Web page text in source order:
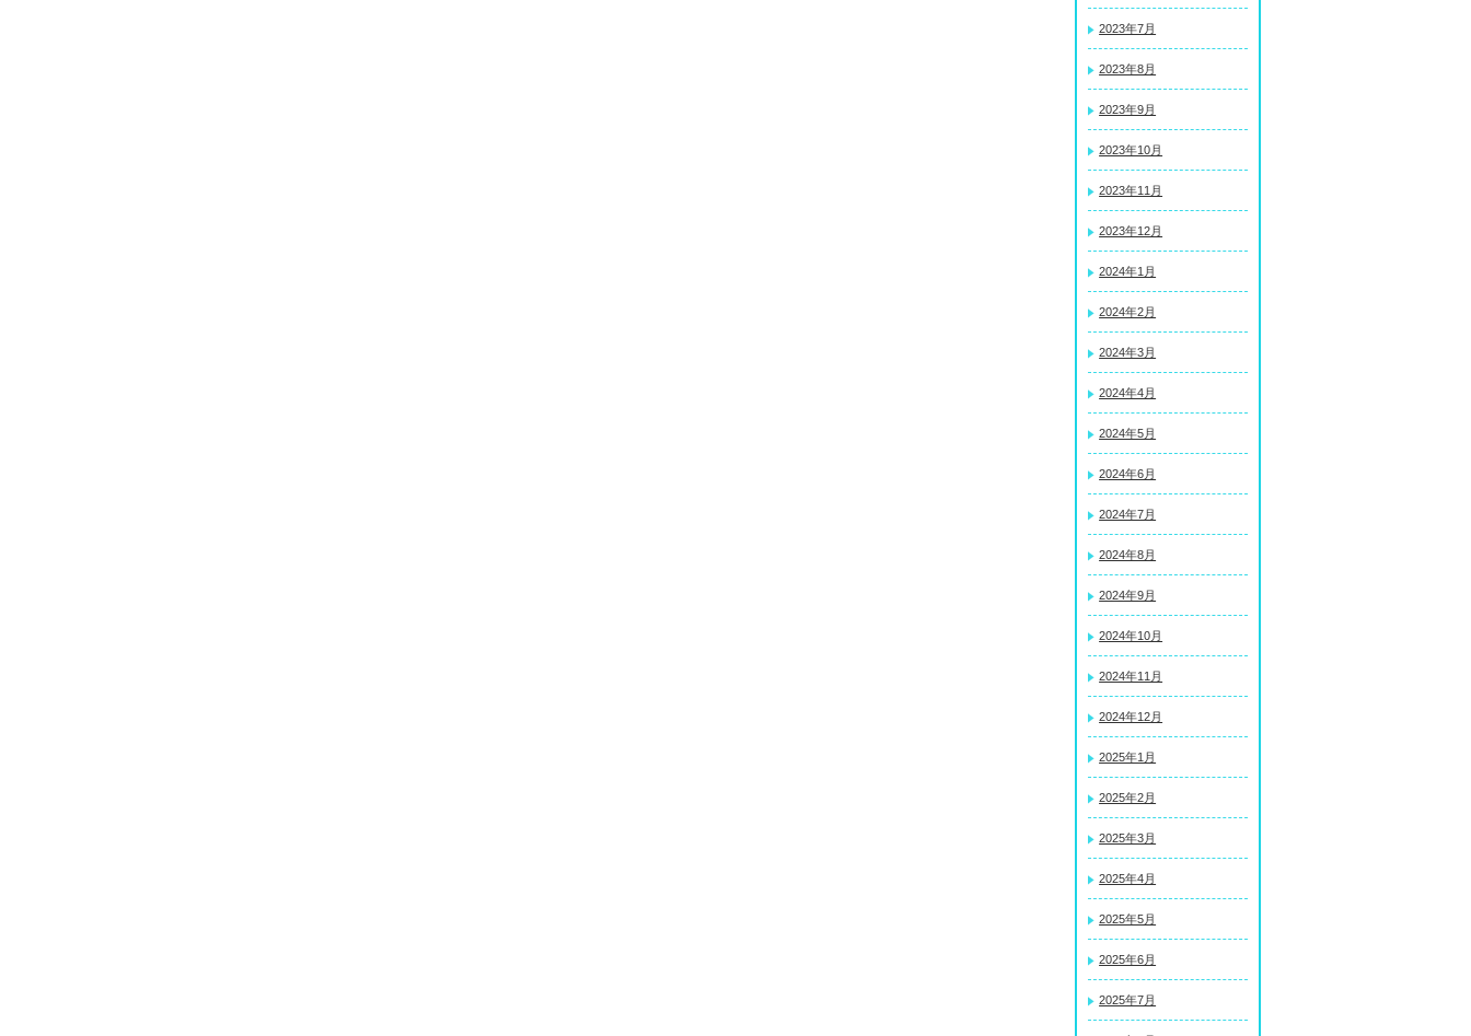
2023年7月
2023年8月
2023年9月
2023年10月
2023年11月
2023年12月
2024年1月
2024年2月
2024年3月
2024年4月
2024年5月
2024年6月
2024年7月
2024年8月
2024年9月
2024年10月
2024年11月
2024年12月
2025年1月
2025年2月
2025年3月
2025年4月
2025年5月
2025年6月
2025年7月